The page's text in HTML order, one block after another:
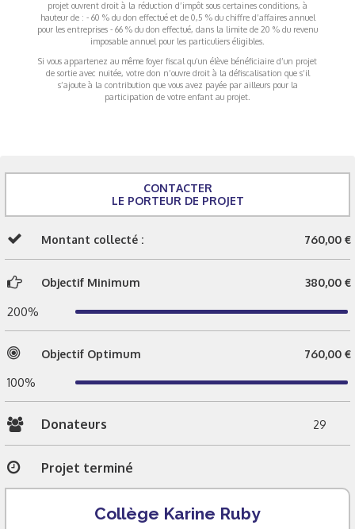
projet ouvrent droit à la réduction d’impôt sous certaines conditions, à
hauteur de : - 60 % du don effectué et de 0,5 % du chiffre d’affaires annuel
pour les entreprises - 66 % du don effectué, dans la limite de 20 % du revenu
imposable annuel pour les particuliers éligibles.
Si vous appartenez au même foyer fiscal qu’un élève bénéficiaire d’un projet
de sortie avec nuitée, votre don n’ouvre droit à la défiscalisation que s’il
s’ajoute à la contribution que vous avez payée par ailleurs pour la
participation de votre enfant au projet.
CONTACTER
LE PORTEUR DE PROJET
Montant collecté : 760,00 €
Objectif Minimum 380,00 €
200%
Objectif Optimum 760,00 €
100%
Donateurs 29
Projet terminé
Collège Karine Ruby